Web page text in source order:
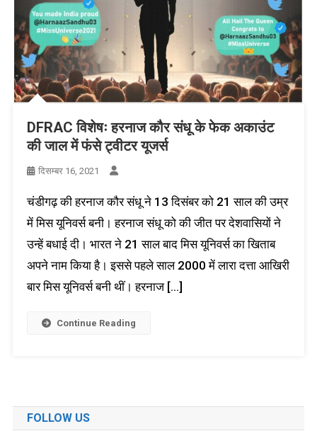
DFRAC विशेषः हरनाज कौर संधू के फेक अकाउंट
की जाल में फंसे ट्वीटर यूजर्स
दिसम्बर 16, 2021
चंडीगढ़ की हरनाज कौर संधू ने 13 दिसंबर को 21 साल की उम्र
में मिस यूनिवर्स बनी। हरनाज संधू को की जीत पर देशवासियों ने
उन्हें बधाई दी। भारत ने 21 साल बाद मिस यूनिवर्स का खिताब
अपने नाम किया है। इससे पहले साल 2000 में लारा दत्ता आखिरी
बार मिस यूनिवर्स बनी थीं। हरनाज […]
Continue Reading
FOLLOW US